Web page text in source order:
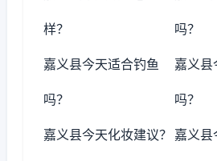
样？ 吗？
嘉义县今天适合钓鱼
吗？
嘉义县
吗？
嘉义县今天化妆建议？ 嘉义县